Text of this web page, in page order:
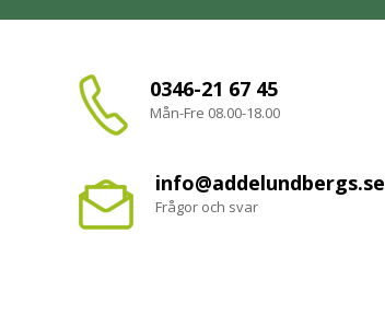
0346-21 67 45
Mån-Fre 08.00-18.00
info@addelundbergs.se
Frågor och svar